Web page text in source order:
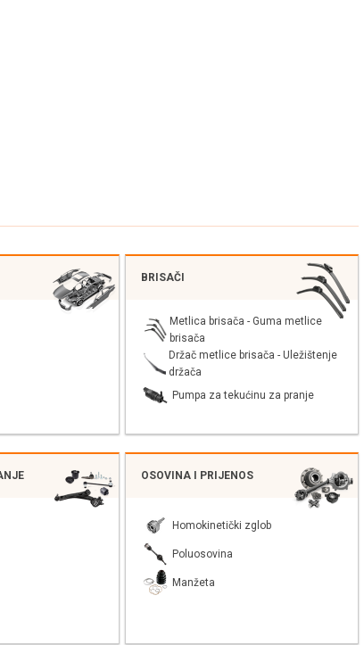
BRISAČI
Metlica brisača - Guma metlice
brisača
Držač metlice brisača - Uležištenje
držača
Pumpa za tekućinu za pranje
OSOVINA I PRIJENOS
Homokinetički zglob
Poluosovina
Manžeta